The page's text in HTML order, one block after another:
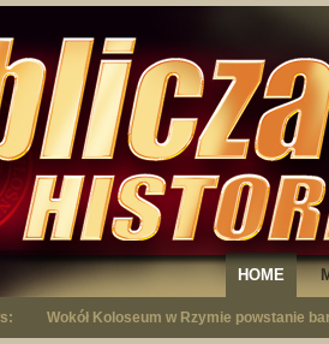
HOME
"Niepodległy - opowieść o Januszu